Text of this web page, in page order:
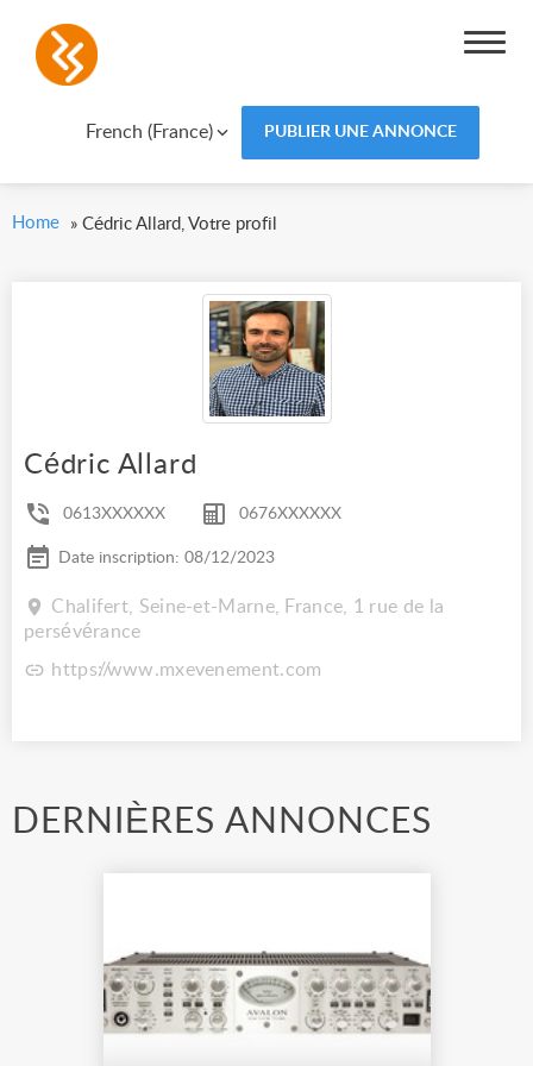
French (France) PUBLIER UNE ANNONCE
Home » Cédric Allard, Votre profil
Cédric Allard
0613XXXXXX 0676XXXXXX
Date inscription: 08/12/2023
Chalifert, Seine-et-Marne, France, 1 rue de la
persévérance
https://www.mxevenement.com
DERNIÈRES ANNONCES